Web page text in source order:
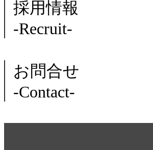
採用情報
-Recruit-
お問合せ
-Contact-